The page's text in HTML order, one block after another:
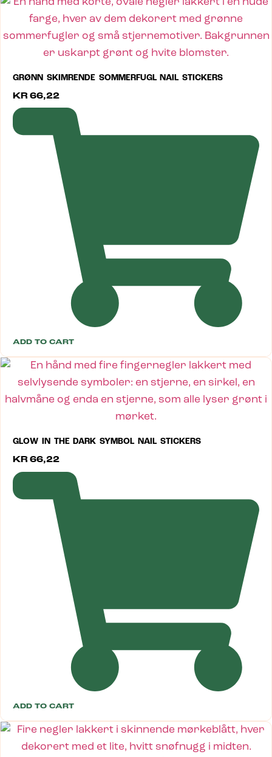
GRØNN SKIMRENDE SOMMERFUGL NAIL STICKERS
KR 66,22
ADD TO CART
GLOW IN THE DARK SYMBOL NAIL STICKERS
KR 66,22
ADD TO CART